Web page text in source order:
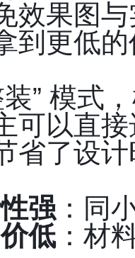
效果图
到更低
装” 模式
可以直
省了设
强 ：同
低：材